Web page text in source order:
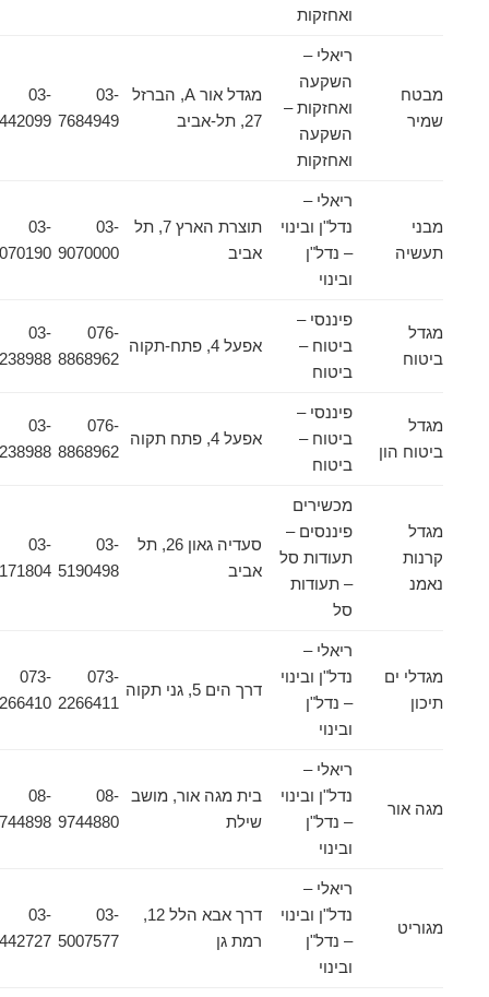
ואחזקות
מבטח
שמיר
ריאלי –
השקעה
ואחזקות –
השקעה
ואחזקות
מגדל אור A, הברזל
03-
7684949
6442099
מבני
תעשיה
ריאלי –
נדל"ן ובינוי
– נדל"ן
ובינוי
תוצרת הארץ 7, תל
אביב
03-
9070000
9070190
מגדל
ביטוח
פיננסי –
ביטוח –
ביטוח
אפעל 4, פתח-תקוה
076-
8868962
9238988
מגדל
ביטוח הון
פיננסי –
ביטוח –
ביטוח
אפעל 4, פתח תקוה
076-
8868962
9238988
מגדל
קרנות
נאמנ
מכשירים
פיננסים –
תעודות סל
– תעודות
סעדיה גאון 26, תל
אביב
03-
5190498
5171804
מגדלי ים
תיכון
ריאלי –
נדל"ן ובינוי
– נדל"ן
ובינוי
דרך הים 5, גני תקוה
073-
2266411
073-
2266410
מגה אור
ריאלי –
נדל"ן ובינוי
– נדל"ן
ובינוי
בית מגה אור, מושב
שילת
08-
9744880
9744898
מגוריט
ריאלי –
נדל"ן ובינוי
– נדל"ן
ובינוי
דרך אבא הלל 12,
רמת גן
03-
5007577
9442727